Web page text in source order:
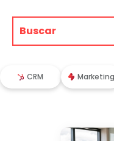
CRM Marketing